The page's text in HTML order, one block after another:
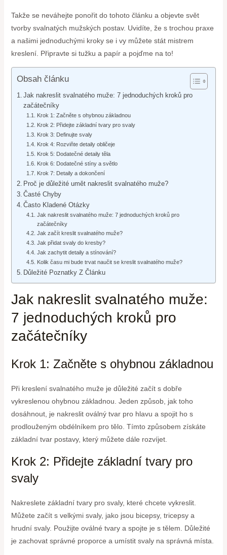
Takže se neváhejte ponořit do tohoto článku a objevte svět
tvorby svalnatých mužských postav. Uvidíte, že s trochou praxe
a našimi jednoduchými kroky se i vy můžete stát mistrem
kreslení. Připravte si tužku a papír a pojďme na to!
Obsah článku
Jak nakreslit svalnatého muže: 7 jednoduchých kroků pro
začátečníky
Krok 1: Začněte s ohybnou základnou
Krok 2: Přidejte základní tvary pro svaly
Krok 3: Definujte svaly
Krok 4: Rozviňte detaily obličeje
Krok 5: Dodatečné detaily těla
Krok 6: Dodatečné stíny a světlo
Krok 7: Detaily a dokončení
Proč je důležité umět nakreslit svalnatého muže?
Časté Chyby
Často Kladené Otázky
Jak nakreslit svalnatého muže: 7 jednoduchých kroků pro
začátečníky
Jak začít kreslit svalnatého muže?
Jak přidat svaly do kresby?
Jak zachytit detaily a stínování?
Kolik času mi bude trvat naučit se kreslit svalnatého muže?
Důležité Poznatky Z Článku
Jak nakreslit svalnatého muže:
7 jednoduchých kroků pro
začátečníky
Krok 1: Začněte s ohybnou základnou
Při kreslení svalnatého muže je důležité začít s dobře
vykreslenou ohybnou základnou. Jeden způsob, jak toho
dosáhnout, je nakreslit oválný tvar pro hlavu a spojit ho s
prodlouženým obdélníkem pro tělo. Tímto způsobem získáte
základní tvar postavy, který můžete dále rozvíjet.
Krok 2: Přidejte základní tvary pro
svaly
Nakreslete základní tvary pro svaly, které chcete vykreslit.
Můžete začít s velkými svaly, jako jsou bicepsy, tricepsy a
hrudní svaly. Použijte oválné tvary a spojte je s tělem. Důležité
je zachovat správné proporce a umístit svaly na správná místa.